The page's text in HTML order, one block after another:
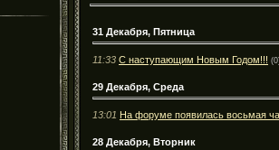
31 Декабря, Пятница
11:33 С наступающим Новым Годом!!!
29 Декабря, Среда
13:01 На форуме появилась восьмая
28 Декабря, Вторник